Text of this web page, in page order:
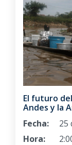
El futuro
Andes y la
Fecha:
25
Hora: